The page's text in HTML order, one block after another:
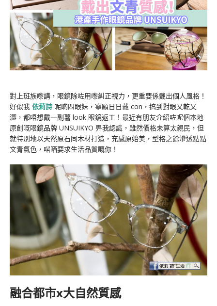
對上班族嚟講，眼鏡除咗用嚟糾正視力，更重要係戴出個人風格！
好似我 依莉詩 呢啲四眼妹，寧願日日戴 con，搞到對眼又乾又
澀，都唔想戴一副薯 look 眼鏡返工！最近有朋友介紹咗呢個本地
原創嘅眼鏡品牌 UNSUIKYO 畀我認識，雖然價格未算太親民，但
就特別地以天然原石同木材打造，充感原始美，型格之餘滲透點點
文青氣色，啱晒要求生活品質嘅你！
融合都市x大自然質感